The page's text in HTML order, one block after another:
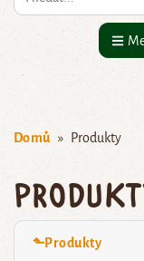
Domů Produkty
⬑Produkty